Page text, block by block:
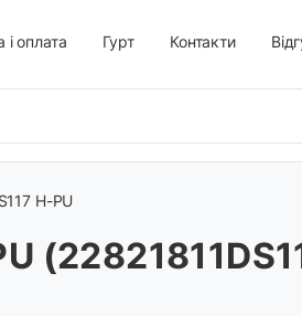
і оплата Гурт Контакти
H-PU